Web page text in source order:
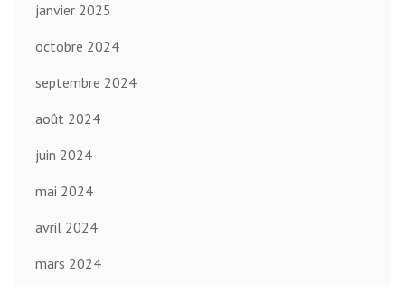
janvier 2025
octobre 2024
septembre 2024
août 2024
juin 2024
mai 2024
avril 2024
mars 2024